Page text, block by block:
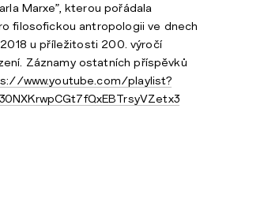
Marxe”, kterou pořádala
filosofickou antropologii ve dnech
u příležitosti 200. výročí
Záznamy ostatních příspěvků
www.youtube.com/playlist?